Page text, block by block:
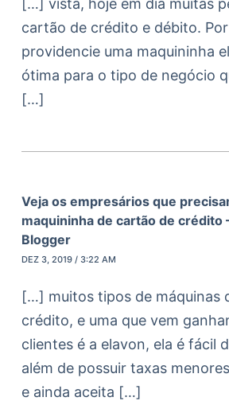
[…] vista, hoje em dia muitas
cartão de crédito e débito.
providencie uma maquininha
ótima para o tipo de negócio
[…]
Veja os empresários que
maquininha de cartão de crédito
Blogger
DEZ 3, 2019 / 3:22 AM
[…] muitos tipos de máquinas
crédito, e uma que vem
clientes é a elavon, ela é fácil
além de possuir taxas
e ainda aceita […]